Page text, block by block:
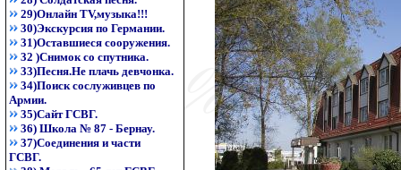
29)Онлайн TV,музыка!!!
30)Экскурсия по Германии.
31)Оставшиеся сооружения.
32 )Снимок со спутника.
33)Песня.Не плачь девчонка.
34)Поиск сослуживцев по
Армии.
35)Сайт ГСВГ.
36) Школа № 87 - Бернау.
37)Соединения и части
ГСВГ.